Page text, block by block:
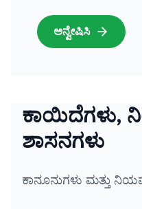
ಅನ್ವೇಷಿಸಿ
ಕಾಯಿದೆಗಳು,
ಶಾಸನಗಳು
ಕಾನೂನುಗಳು ಮತ್ತು